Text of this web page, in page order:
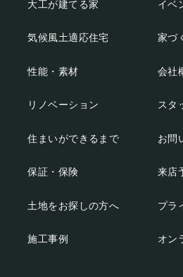
大工が建てる家
気候風土適応住宅
性能・素材
リノベーション
住まいができるまで
保証・保険
土地をお探しの方へ
施工事例
イベ
家づ
会社
スタ
お問
来店
プラ
オン